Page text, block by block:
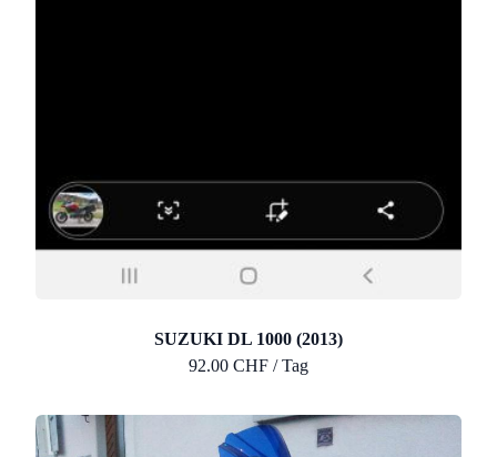
SUZUKI DL 1000 (2013)
92.00 CHF / Tag